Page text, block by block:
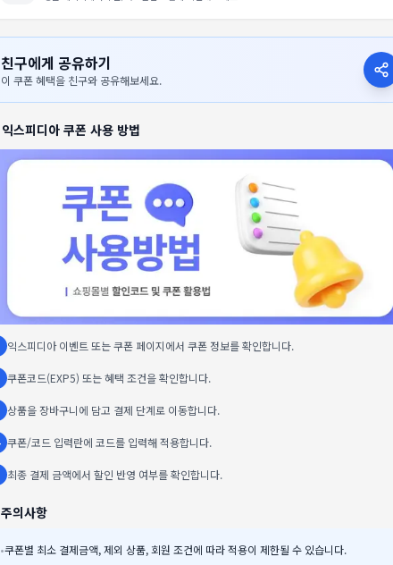
친구에게 공유하기
이 쿠폰 혜택을 친구와 공유해보세요.
익스피디아 쿠폰 사용 방법
익스피디아 이벤트 또는 쿠폰 페이지에서 쿠폰 정보를 확인합니다.
쿠폰코드(EXP5) 또는 혜택 조건을 확인합니다.
상품을 장바구니에 담고 결제 단계로 이동합니다.
쿠폰/코드 입력란에 코드를 입력해 적용합니다.
최종 결제 금액에서 할인 반영 여부를 확인합니다.
의사항
•쿠폰별 최소 결제금액, 제외 상품, 회원 조건에 따라 적용이 제한될 수 있습니다.